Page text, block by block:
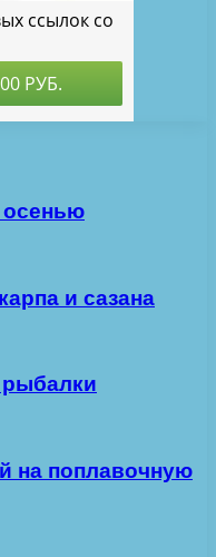
осенью
и сазана
на поплавочную